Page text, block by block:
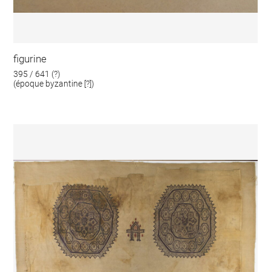
figurine
395 / 641 (?)
(époque byzantine [?])